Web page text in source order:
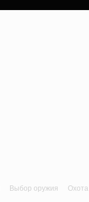
Выбор оружия Охота